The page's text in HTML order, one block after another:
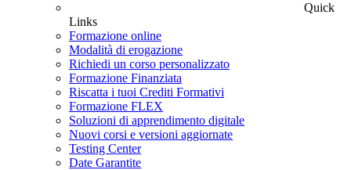
Quick
Links
Formazione online
Modalità di erogazione
Richiedi un corso personalizzato
Formazione Finanziata
Riscatta i tuoi Crediti Formativi
Formazione FLEX
Soluzioni di apprendimento digitale
Nuovi corsi e versioni aggiornate
Testing Center
Date Garantite